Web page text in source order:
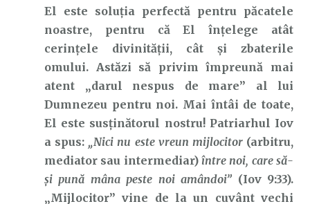
El este soluția perfectă pentru păcatele
noastre, pentru că El înțelege atât
cerințele divinității, cât și zbaterile
omului. Astăzi să privim împreună mai
atent „darul nespus de mare” al lui
Dumnezeu pentru noi. Mai întâi de toate,
El este susținătorul nostru! Patriarhul Iov
a spus: „Nici nu este vreun mijlocitor(arbitru,
mediator sau intermediar) între noi, care să-
şi pună mâna peste noi amândoi” (Iov 9:33).
„Mijlocitor” vine de la un cuvânt vechi